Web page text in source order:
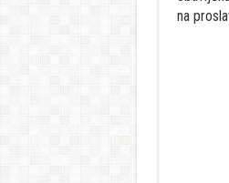
na